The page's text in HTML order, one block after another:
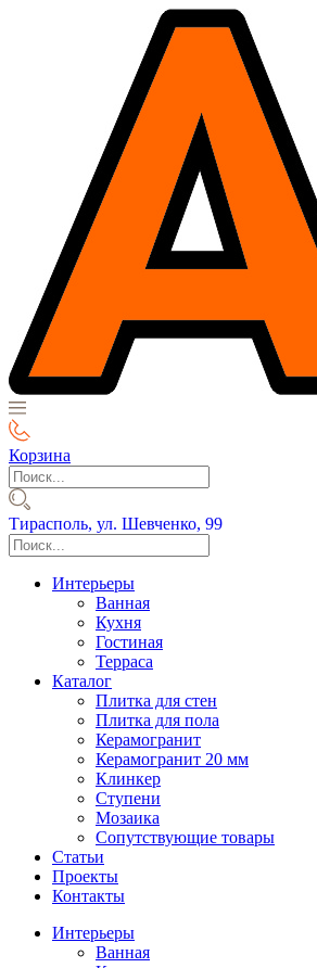
Корзина
Тирасполь, ул. Шевченко, 99
Интерьеры
Ванная
Кухня
Гостиная
Терраса
Каталог
Плитка для стен
Плитка для пола
Керамогранит
Керамогранит 20 мм
Клинкер
Ступени
Мозаика
Сопутствующие товары
Статьи
Проекты
Контакты
Интерьеры
Ванная